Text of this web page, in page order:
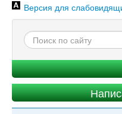
Версия для